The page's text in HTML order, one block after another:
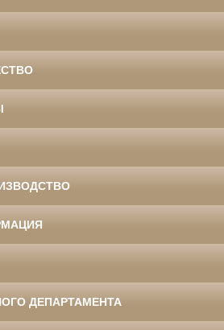
ДЕПАРТАМЕНТА